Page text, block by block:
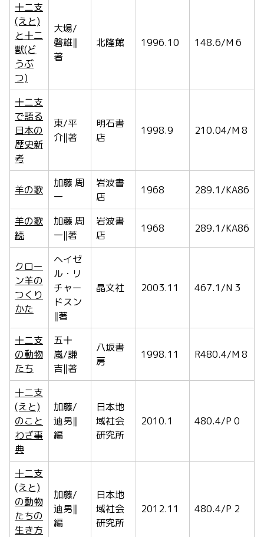
十二支
(えと)
と十二
獣(ど
うぶ
つ)
大場/
磐雄‖
著
北隆館 1996.10 148.6/M 6
十二支
で語る
日本の
歴史新
考
東/平
介‖著
明石書
店
1998.9 210.04/M 8
羊の歌
加藤 周
一
岩波書
店
1968 289.1/KA86
羊の歌
続
加藤 周
一‖著
岩波書
店
1968 289.1/KA86
クロー
ン羊の
つくり
かた
ヘイゼ
ル・リ
チャー
ドスン
‖著
晶文社 2003.11 467.1/N 3
十二支
の動物
たち
五十
嵐/謙
吉‖著
八坂書
房
1998.11 R480.4/M 8
十二支
(えと)
のこと
わざ事
典
加藤/
迪男‖
編
日本地
域社会
研究所
2010.1 480.4/P 0
十二支
(えと)
の動物
たちの
生き方
加藤/
迪男‖
編
日本地
域社会
研究所
2012.11 480.4/P 2